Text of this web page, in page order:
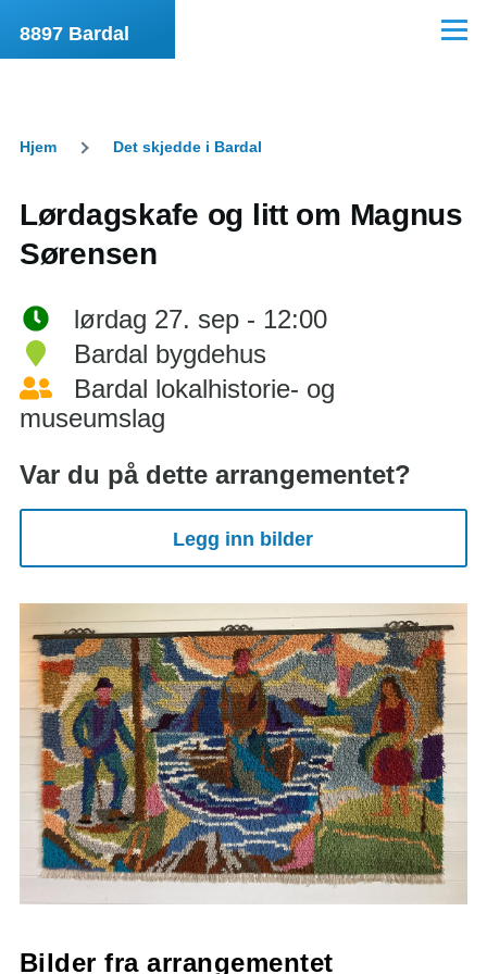
Hopp til hovedinnhold
8897 Bardal Meny
Hjem Det skjedde i Bardal
Lørdagskafe og litt om Magnus
Sørensen
lørdag 27. sep - 12:00
Bardal bygdehus
Bardal lokalhistorie- og
museumslag
Var du på dette arrangementet?
Legg inn bilder
Bilder fra arrangementet